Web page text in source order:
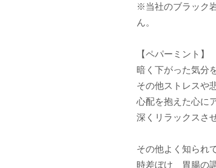
※当社のブラック
ん。
【ペパーミント】
暗く下がった気分
その他ストレスや
心配を抱えた心に
深くリラックスさ
その他よく知られ
時差ぼけ 胃腸の